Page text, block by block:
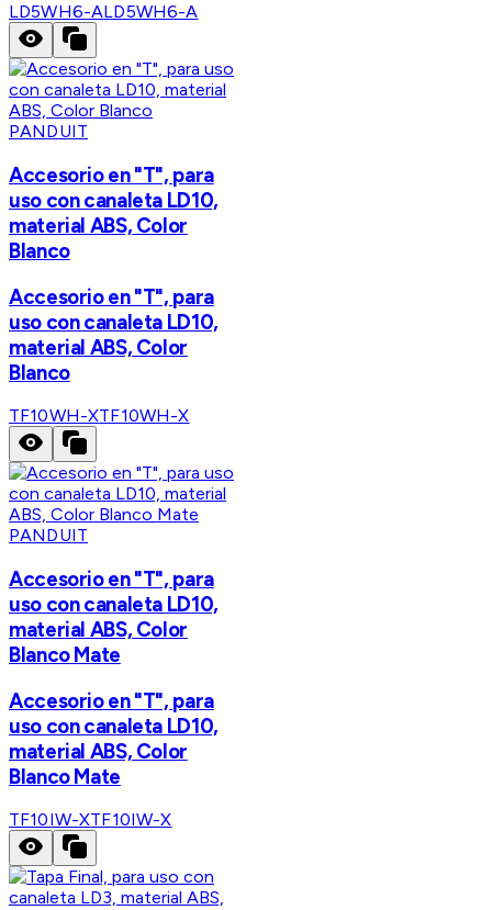
LD5WH6-ALD5WH6-A
PANDUIT
Accesorio en "T", para
uso con canaleta LD10,
material ABS, Color
Blanco
Accesorio en "T", para
uso con canaleta LD10,
material ABS, Color
Blanco
TF10WH-XTF10WH-X
PANDUIT
Accesorio en "T", para
uso con canaleta LD10,
material ABS, Color
Blanco Mate
Accesorio en "T", para
uso con canaleta LD10,
material ABS, Color
Blanco Mate
TF10IW-XTF10IW-X